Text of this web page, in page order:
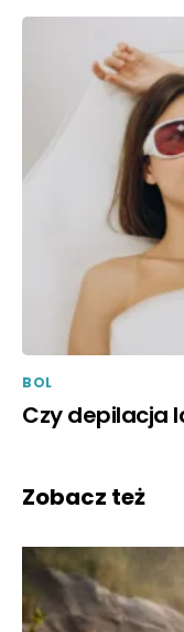
BOL
Czy depilacja
Zobacz też